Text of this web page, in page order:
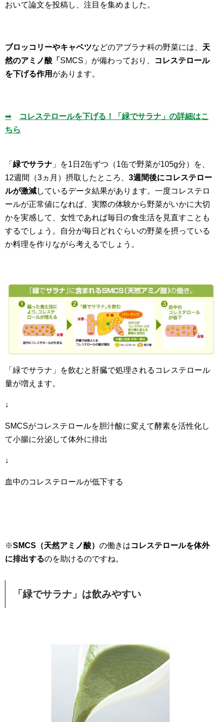
おいて論文を投稿し、注目を集めました。
ブロッコリーやキャベツなどのアブラナ科の野菜には、 天
然のアミノ酸「 SMCS」が備わっており、
コレステロール
を下げる作用 があります。
➡
コレステロールを下げる！「緑でサラナ」の詳細はこ
ちら
「 緑でサラナ 」を1日2缶ずつ（1缶で野菜が105g分）を、
12週間（3ヵ月）摂取したところ、 3週間後にコレステロー
ルが激減しているデータ結果があります。一度コレステロ
ールが正常値になれば、実際の体験から野菜がいかに大切
かを実感して、女性であれば毎日の食生活を見直すことも
するでしょう。自分が毎日どれぐらいの野菜を摂っている
か料理を作りながら考えるでしょう。
「緑でサラナ」を飲むと肝臓で処理されるコレステロール
量が増えます。
↓
SMCSがコレステロールを胆汁酸に変えて酵素を活性化し
て小腸に分泌して体外に排出
↓
血中のコレステロールが低下する
※SMCS（天然アミノ酸） の働きはコレステロールを体外
に排出するのを助けるのですね。
「緑でサラナ」は飲みやすい